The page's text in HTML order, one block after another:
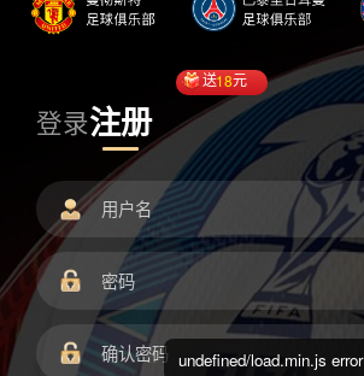
登录注册
送18元
undefined/load.min.js error